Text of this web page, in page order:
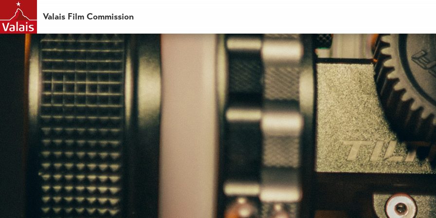
Valais Film Commission